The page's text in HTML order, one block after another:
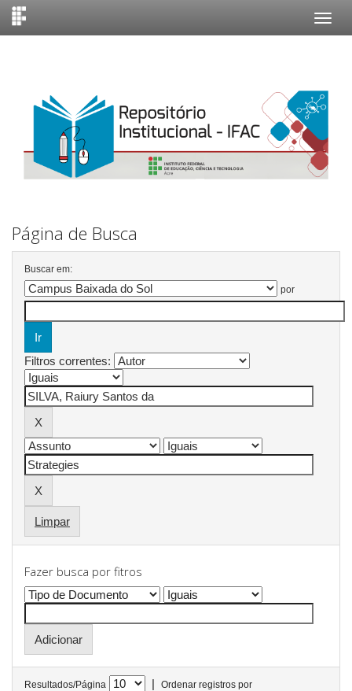
Página de Busca
Buscar em:
por
Filtros correntes:
Limpar
Fazer busca por fitros
Resultados/Página |
Ordenar registros por